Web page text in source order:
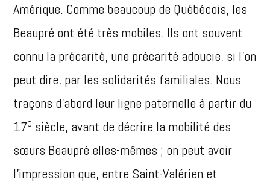
Amérique. Comme beaucoup de Québécois, les
Beaupré ont été très mobiles. Ils ont souvent
connu la précarité, une précarité adoucie, si l’on
peut dire, par les solidarités familiales. Nous
traçons d’abord leur ligne paternelle à partir du
17e siècle, avant de décrire la mobilité des
sœurs Beaupré elles-mêmes ; on peut avoir
l’impression que, entre Saint-Valérien et